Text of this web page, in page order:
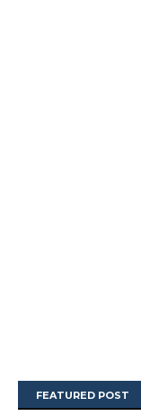
FEATURED POST